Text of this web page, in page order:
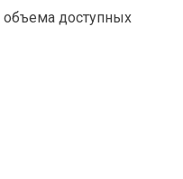
доступных